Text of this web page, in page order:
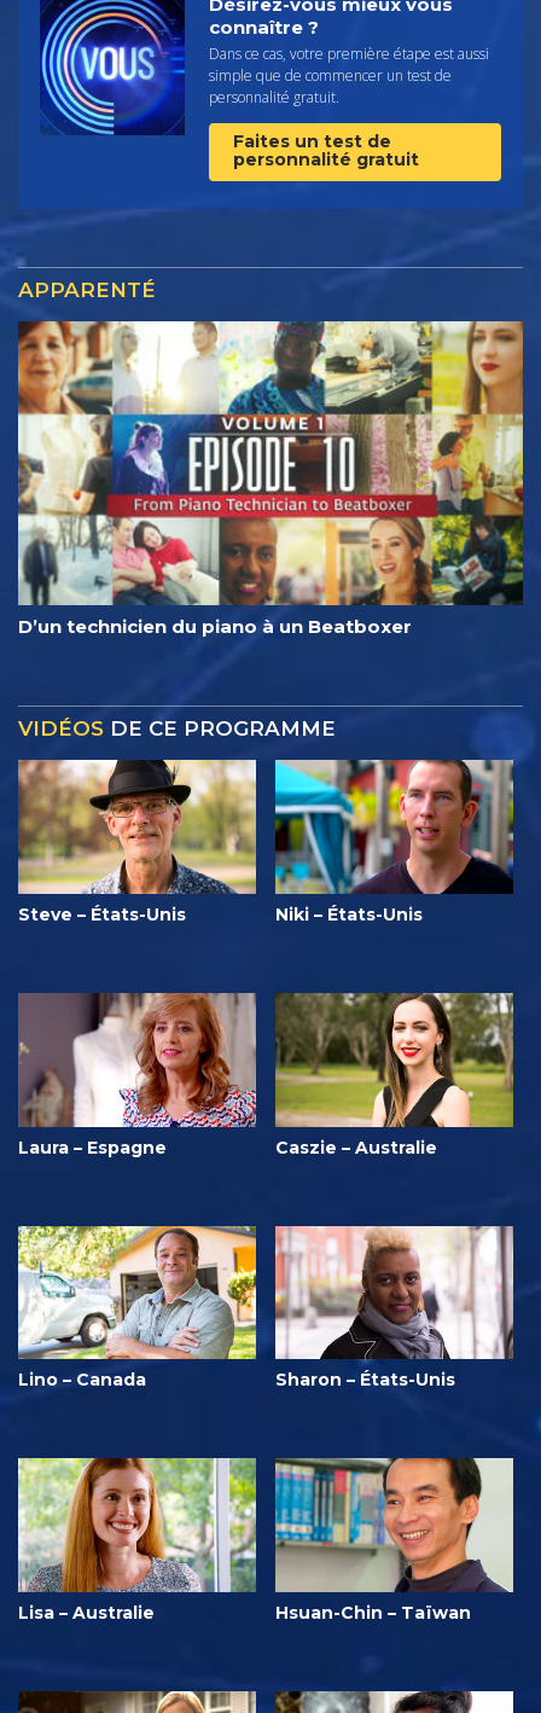
connaître ?
Dans ce cas, votre première étape est aussi
simple que de commencer un test de
personnalité gratuit.
Faites un test de
personnalité gratuit
APPARENTÉ
D’un technicien du piano à un Beatboxer
VIDÉOS DE CE PROGRAMME
Steve – États-Unis Niki – États-Unis
Laura – Espagne Caszie – Australie
Lino – Canada Sharon – États-Unis
Lisa – Australie Hsuan-Chin – Taïwan